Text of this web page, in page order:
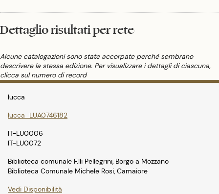
Dettaglio risultati per rete
Alcune catalogazioni sono state accorpate perché sembrano
descrivere la stessa edizione. Per visualizzare i dettagli di ciascuna,
clicca sul numero di record
lucca
lucca_LUA0746182
IT-LU0006
IT-LU0072
Biblioteca comunale F.lli Pellegrini, Borgo a Mozzano
Biblioteca Comunale Michele Rosi, Camaiore
Vedi Disponibilità